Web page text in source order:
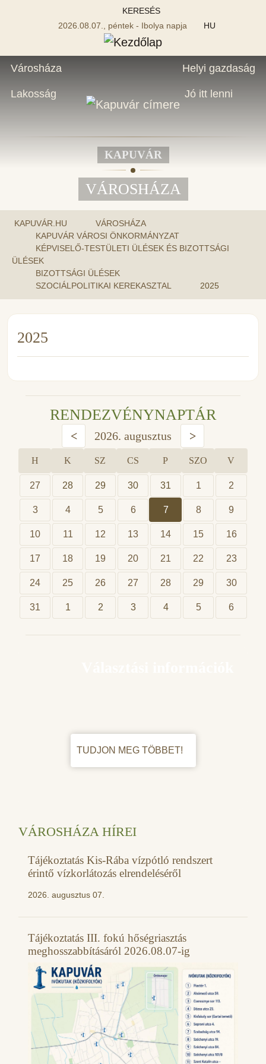
KERESÉS
2026.08.07., péntek - Ibolya napja
HU
Városháza
Lakosság
Helyi gazdaság
Jó itt lenni
KAPUVÁR
VÁROSHÁZA
KAPUVÁR.HU
VÁROSHÁZA
KAPUVÁR VÁROSI ÖNKORMÁNYZAT
KÉPVISELŐ-TESTÜLETI ÜLÉSEK ÉS BIZOTTSÁGI
ÜLÉSEK
BIZOTTSÁGI ÜLÉSEK
SZOCIÁLPOLITIKAI KEREKASZTAL
2025
2025
RENDEZVÉNYNAPTÁR
< 2026. augusztus >
H K SZ CS P SZO V
27 28 29 30 31 1 2
3 4 5 6 7 8 9
10 11 12 13 14 15 16
17 18 19 20 21 22 23
24 25 26 27 28 29 30
31 1 2 3 4 5 6
TUDJON MEG TÖBBET!
VÁROSHÁZA HÍREI
Tájékoztatás Kis-Rába vízpótló rendszert
érintő vízkorlátozás elrendeléséről
2026. augusztus 07.
Tájékoztatás III. fokú hőségriasztás
meghosszabbításáról 2026.08.07-ig